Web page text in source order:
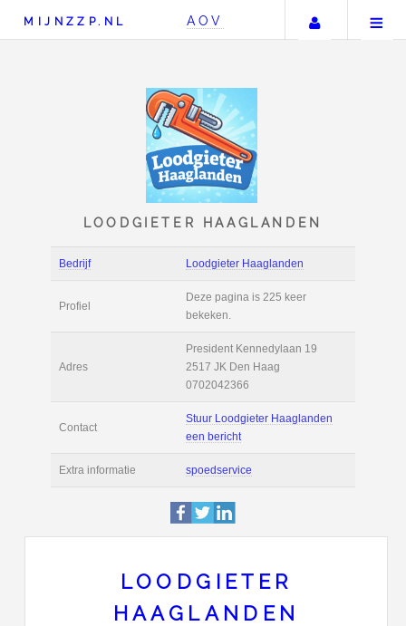
MIJNZZP.NL AOV Uw
LOODGIETER
Bedrijf Loodgieter
Profiel
Deze pagina is 225
0702042366
Contact
Stuur Loodgieter
een bericht
LOODGIETER
HAAGLANDEN